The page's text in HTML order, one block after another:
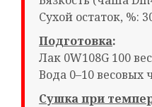
Сухой остаток, %:
Подготовка:
Лак 0W108G 100
Вода 0–10 весовых
Сушка при